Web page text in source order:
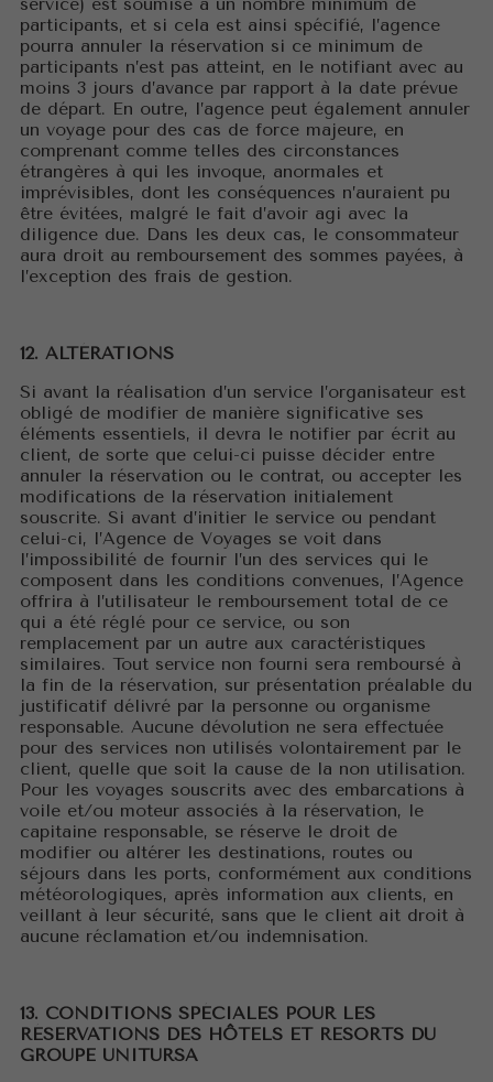
participants, et si cela est ainsi spécifié, l’agence
pourra annuler la réservation si ce minimum de
participants n’est pas atteint, en le notifiant avec au
moins 3 jours d’avance par rapport à la date prévue
de départ. En outre, l’agence peut également annuler
un voyage pour des cas de force majeure, en
comprenant comme telles des circonstances
étrangères à qui les invoque, anormales et
imprévisibles, dont les conséquences n’auraient pu
être évitées, malgré le fait d’avoir agi avec la
diligence due. Dans les deux cas, le consommateur
aura droit au remboursement des sommes payées, à
l’exception des frais de gestion.
12. ALTÉRATIONS
Si avant la réalisation d’un service l’organisateur est
obligé de modifier de manière significative ses
éléments essentiels, il devra le notifier par écrit au
client, de sorte que celui-ci puisse décider entre
annuler la réservation ou le contrat, ou accepter les
modifications de la réservation initialement
souscrite. Si avant d’initier le service ou pendant
celui-ci, l’Agence de Voyages se voit dans
l’impossibilité de fournir l’un des services qui le
composent dans les conditions convenues, l’Agence
offrira à l’utilisateur le remboursement total de ce
qui a été réglé pour ce service, ou son
remplacement par un autre aux caractéristiques
similaires. Tout service non fourni sera remboursé à
la fin de la réservation, sur présentation préalable du
justificatif délivré par la personne ou organisme
responsable. Aucune dévolution ne sera effectuée
pour des services non utilisés volontairement par le
client, quelle que soit la cause de la non utilisation.
Pour les voyages souscrits avec des embarcations à
voile et/ou moteur associés à la réservation, le
capitaine responsable, se réserve le droit de
modifier ou altérer les destinations, routes ou
séjours dans les ports, conformément aux conditions
météorologiques, après information aux clients, en
veillant à leur sécurité, sans que le client ait droit à
aucune réclamation et/ou indemnisation.
13. CONDITIONS SPÉCIALES POUR LES
RÉSERVATIONS DES HÔTELS ET RESORTS DU
GROUPE UNITURSA